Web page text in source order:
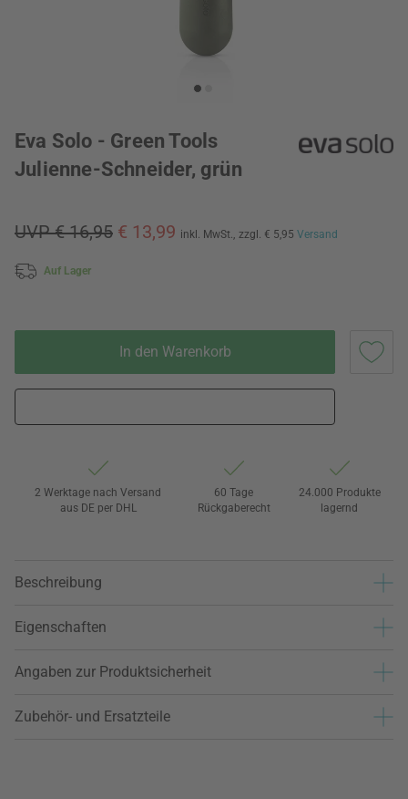
Eva Solo - Green Tools
Julienne-Schneider, grün
UVP € 16,95 € 13,99 inkl. MwSt., zzgl. € 5,95 Versand
Auf Lager
In den Warenkorb
2 Werktage nach Versand
aus DE per DHL
60 Tage
Rückgaberecht
24.000 Produkte
lagernd
Beschreibung
Eigenschaften
Angaben zur Produktsicherheit
Zubehör- und Ersatzteile